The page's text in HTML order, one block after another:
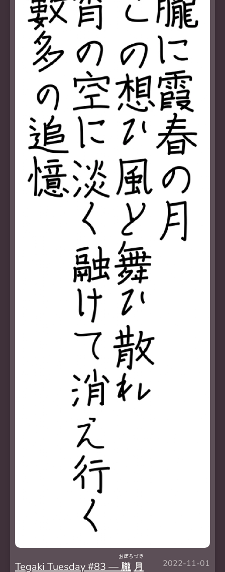
Tegaki Tuesday #83 —朧
おぼろ
月
づき
2022-11-01